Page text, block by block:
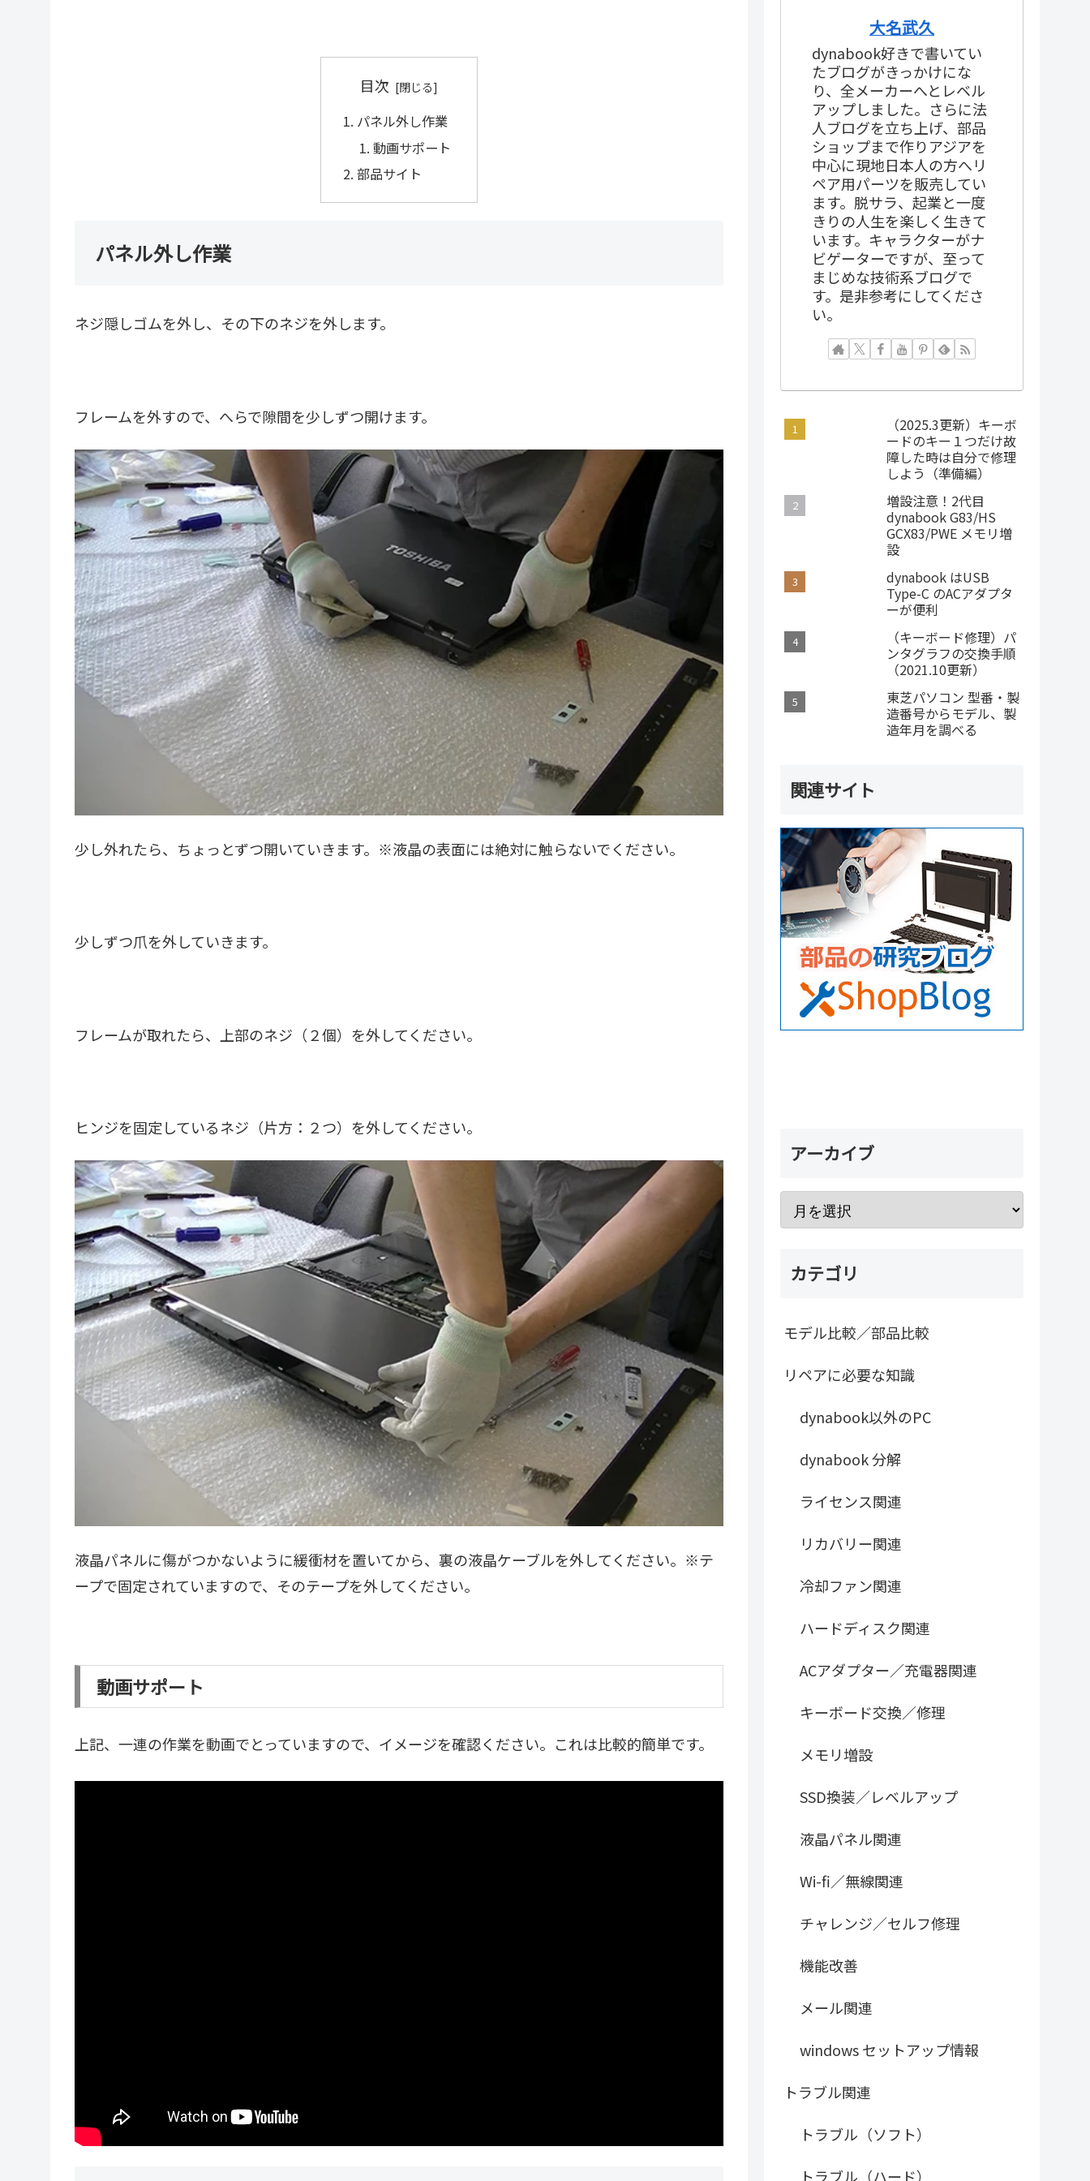
目次
パネル外し作業
動画サポート
部品サイト
パネル外し作業
ネジ隠しゴムを外し、その下のネジを外します。
フレームを外すので、へらで隙間を少しずつ開けます。
少し外れたら、ちょっとずつ開いていきます。※液晶の表面には絶対に触らないでください。
少しずつ爪を外していきます。
フレームが取れたら、上部のネジ（２個）を外してください。
ヒンジを固定しているネジ（片方：２つ）を外してください。
液晶パネルに傷がつかないように緩衝材を置いてから、裏の液晶ケーブルを外してください。※テ
ープで固定されていますので、そのテープを外してください。
動画サポート
上記、一連の作業を動画でとっていますので、イメージを確認ください。これは比較的簡単です。
大名武久
dynabook好きで書いてい
たブログがきっかけにな
り、全メーカーへとレベル
アップしました。さらに法
人ブログを立ち上げ、部品
ショップまで作りアジアを
中心に現地日本人の方へリ
ペア用パーツを販売してい
ます。脱サラ、起業と一度
きりの人生を楽しく生きて
います。キャラクターがナ
ビゲーターですが、至って
まじめな技術系ブログで
す。是非参考にしてくださ
い。
（2025.3更新）キーボ
ードのキー１つだけ故
障した時は自分で修理
しよう（準備編）
増設注意！2代目
dynabook G83/HS
GCX83/PWE メモリ増
設
dynabook はUSB
Type-C のACアダプタ
ーが便利
（キーボード修理）パ
ンタグラフの交換手順
（2021.10更新）
東芝パソコン 型番・製
造番号からモデル、製
造年月を調べる
関連サイト
アーカイブ
カテゴリ
モデル比較／部品比較
リペアに必要な知識
dynabook以外のPC
dynabook 分解
ライセンス関連
リカバリー関連
冷却ファン関連
ハードディスク関連
ACアダプター／充電器関連
キーボード交換／修理
メモリ増設
SSD換装／レベルアップ
液晶パネル関連
Wi-fi／無線関連
チャレンジ／セルフ修理
機能改善
メール関連
windows セットアップ情報
トラブル関連
トラブル（ソフト）
トラブル（ハード）